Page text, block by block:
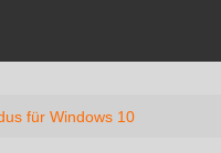
für Windows 10